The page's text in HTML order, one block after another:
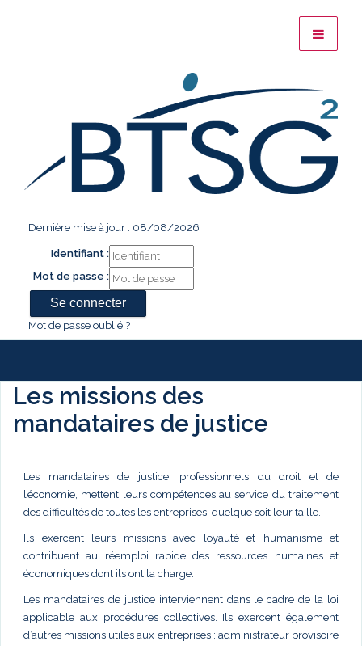
Dernière mise à jour : 08/08/2026
Identifiant :
Mot de passe :
Mot de passe oublié ?
Les missions des
mandataires de justice
Les mandataires de justice, professionnels du droit et de
l’économie, mettent leurs compétences au service du traitement
des difficultés de toutes les entreprises, quelque soit leur taille.
Ils exercent leurs missions avec loyauté et humanisme et
contribuent au réemploi rapide des ressources humaines et
économiques dont ils ont la charge.
Les mandataires de justice interviennent dans le cadre de la loi
applicable aux procédures collectives. Ils exercent également
d’autres missions utiles aux entreprises : administrateur provisoire